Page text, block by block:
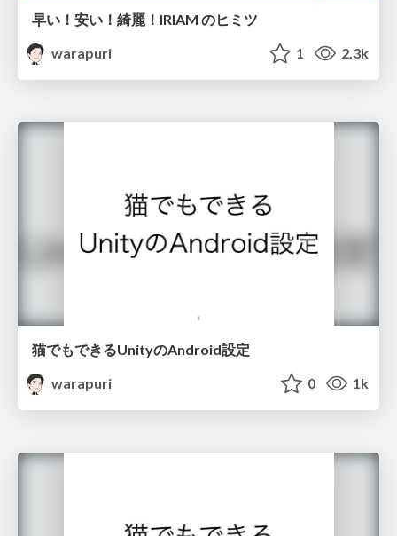
早い！安い！綺麗！IRIAM のヒミツ
warapuri
1 2.3k
猫でもできるUnityのAndroid設定
warapuri
0 1k